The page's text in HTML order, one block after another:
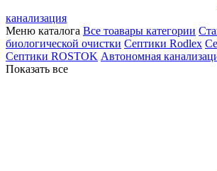
канализация
Меню каталога Все тоавары категории
биологической очистки Септики Rodlex
Септики ROSTOK Автономная
Показать все